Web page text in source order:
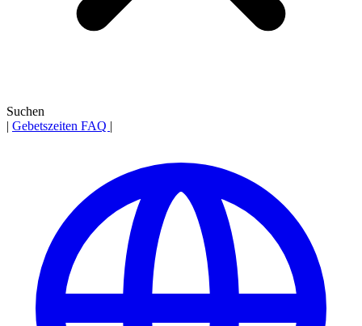
Suchen
| Gebetszeiten FAQ |